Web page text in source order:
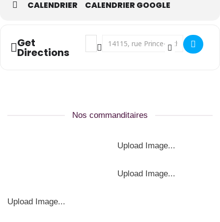
CALENDRIER CALENDRIER GOOGLE
Get
Directions
Destination Address - DME []
Nos commanditaires
Upload Image...
Upload Image...
Upload Image...